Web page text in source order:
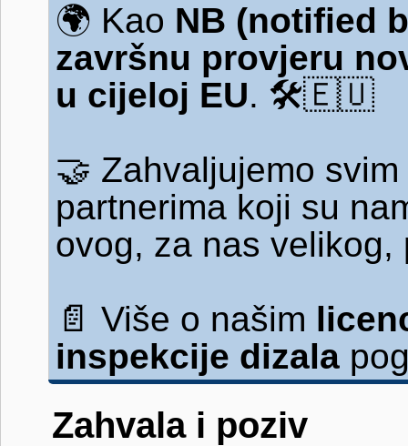
🌍 Kao NB (notified
završnu provjeru
u cijeloj EU. 🛠️🇪🇺
🤝 Zahvaljujemo
partnerima koji su
ovog, za nas
📄 Više o našim
inspekcije dizala
Zahvala i poziv